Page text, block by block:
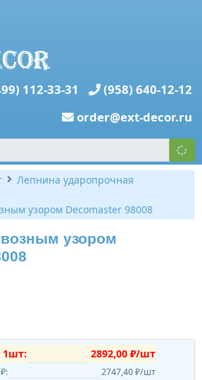
112-33-31
(958) 640-12-12
order@ext-decor.ru
Лепнина ударопрочная
узором Decomaster 98008
узором
1шт: 2892,00 ₽/шт
2747,40 ₽/шт